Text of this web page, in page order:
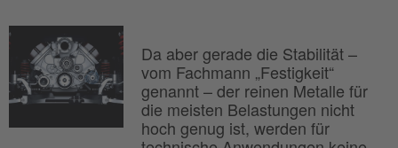
Da aber gerade die Stabilität –
vom Fachmann „Festigkeit“
genannt – der reinen Metalle für
die meisten Belastungen nicht
hoch genug ist, werden für